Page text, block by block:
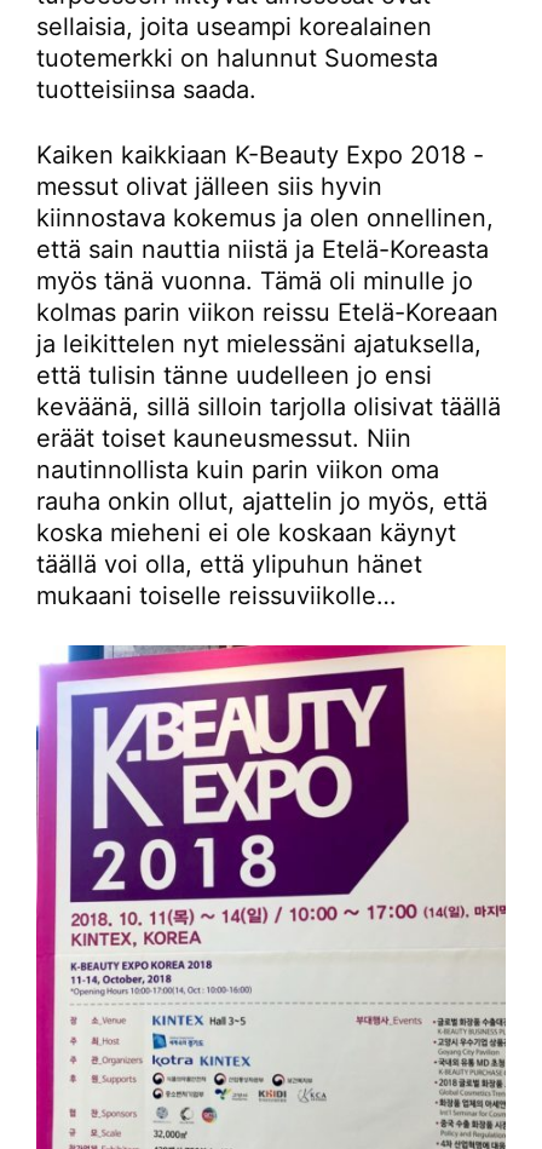
sellaisia, joita useampi korealainen
tuotemerkki on halunnut Suomesta
tuotteisiinsa saada.
Kaiken kaikkiaan K-Beauty Expo 2018 -
messut olivat jälleen siis hyvin
kiinnostava kokemus ja olen onnellinen,
että sain nauttia niistä ja Etelä-Koreasta
myös tänä vuonna. Tämä oli minulle jo
kolmas parin viikon reissu Etelä-Koreaan
ja leikittelen nyt mielessäni ajatuksella,
että tulisin tänne uudelleen jo ensi
keväänä, sillä silloin tarjolla olisivat täällä
eräät toiset kauneusmessut. Niin
nautinnollista kuin parin viikon oma
rauha onkin ollut, ajattelin jo myös, että
koska mieheni ei ole koskaan käynyt
täällä voi olla, että ylipuhun hänet
mukaani toiselle reissuviikolle…